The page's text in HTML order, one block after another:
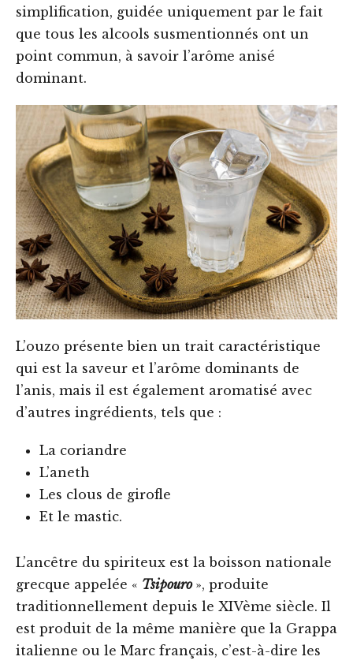
simplification, guidée uniquement par le fait
que tous les alcools susmentionnés ont un
point commun, à savoir l’arôme anisé
dominant.
L’ouzo présente bien un trait caractéristique
qui est la saveur et l’arôme dominants de
l’anis, mais il est également aromatisé avec
d’autres ingrédients, tels que :
La coriandre
L’aneth
Les clous de girofle
Et le mastic.
L’ancêtre du spiriteux est la boisson nationale
grecque appelée « Tsipouro », produite
traditionnellement depuis le XIVème siècle. Il
est produit de la même manière que la Grappa
italienne ou le Marc français, c’est-à-dire les